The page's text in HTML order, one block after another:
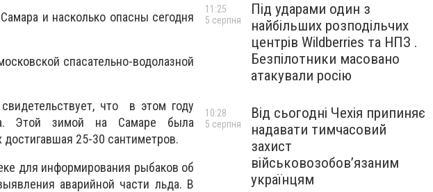
и насколько опасны сегодня
спасательно-водолазной
что в этом году
Этой зимой на Самаре была
25-30 сантиметров.
для информирования рыбаков об
аварийной части льда. В
Під ударами один з
найбільших розподільчих
центрів Wildberries та НПЗ .
Безпілотники масовано
атакували росію
11:25
5 серпня
Від сьогодні Чехія припиняє
надавати тимчасовий
захист
військовозобов’язаним
українцям
10:28
5 серпня